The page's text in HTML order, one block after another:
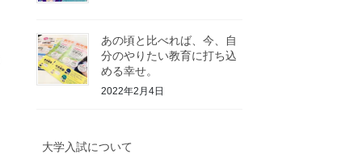
あの頃と比べれば、今、自
分のやりたい教育に打ち込
める幸せ。
2022年2月4日
大学入試について